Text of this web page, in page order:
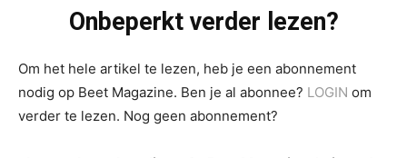
Onbeperkt verder lezen?
Om het hele artikel te lezen, heb je een abonnement
nodig op Beet Magazine. Ben je al abonnee? LOGIN om
verder te lezen. Nog geen abonnement?